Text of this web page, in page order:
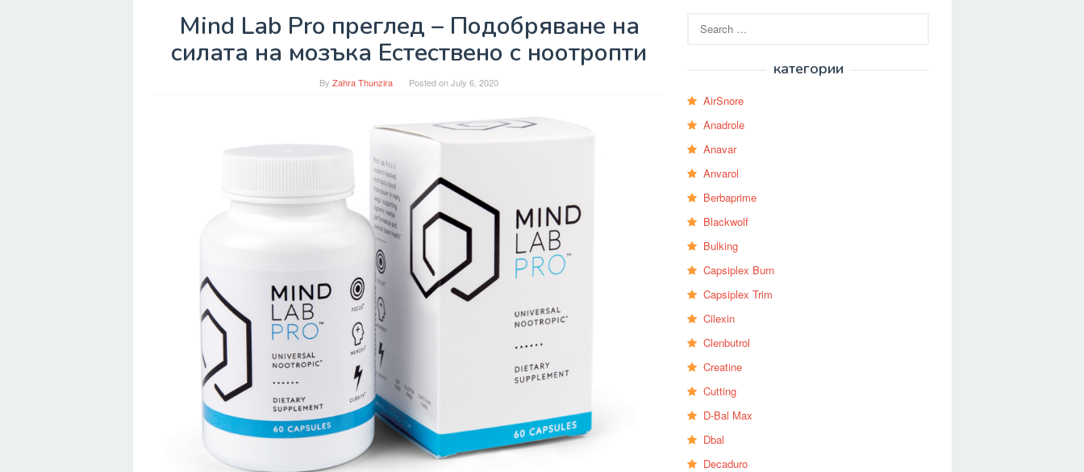
Mind Lab Pro преглед – Подобряване на
силата на мозъка Естествено с ноотропти
By Zahra Thunzira Posted onJuly 6, 2020
for:
категории
AirSnore
Anadrole
Anavar
Anvarol
Berbaprime
Blackwolf
Bulking
Capsiplex Burn
Capsiplex Trim
Cilexin
Clenbutrol
Creatine
Cutting
D-Bal Max
Dbal
Decaduro